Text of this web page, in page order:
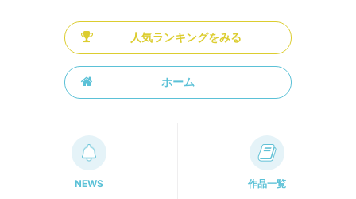
人気ランキングをみる
ホーム
NEWS 作品一覧